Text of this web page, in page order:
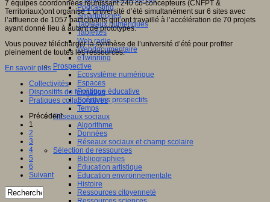
Podcasting
Smartphones
Tableaux numériques
Tablettes
Web radio
Webdocumentaire
eTwinning
Prospective
Ecosystème numérique
Espaces
Politique éducative
Scénarios prospectifs
Temps
Réseaux sociaux
Algorithme
Données
Réseaux sociaux et champ scolaire
Sélection de ressources
Bibliographies
Education artistique
Education environnementale
Histoire
Ressources citoyenneté
7 équipes coordonnées réunissant 240 co-concepteurs (CNFPT &
Territoriaux)ont organisé 1 université d’été simultanément sur 6 sites avec
l’affluence de 1057 participants qui ont travaillé à l’accélération de 70 projets
ayant donné lieu à autant de prototypes.
Vous pouvez télécharger la synthèse de l’université d’été pour profiter
pleinement de toutes les ressources.
En savoir plus...
Collectivités
Dispositifs de formation
Pratiques collaboratives
Précédent
1
2
3
4
5
6
Suivant